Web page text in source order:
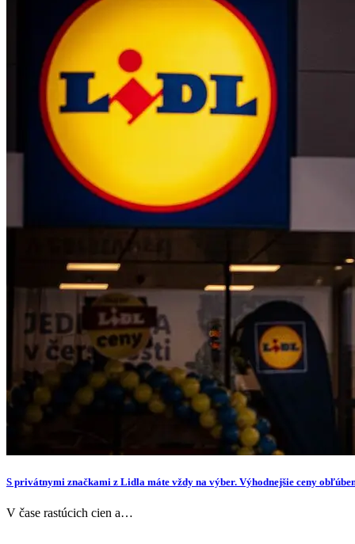
S privátnymi značkami z Lidla máte vždy na výber. Výhodnejšie ceny
V čase rastúcich cien a…